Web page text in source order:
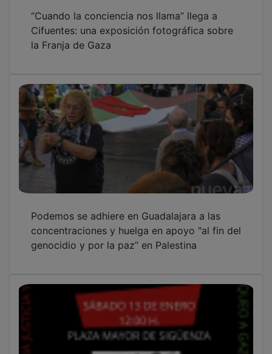
Cifuentes: una exposición fotográfica sobre
la Franja de Gaza
concentraciones y huelga en apoyo "al fin del
genocidio y por la paz” en Palestina